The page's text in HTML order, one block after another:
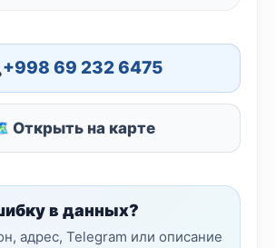
+998 69 232 6475
Открыть на карте
в данных?
адрес, Telegram или описание